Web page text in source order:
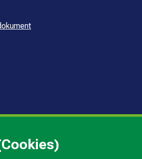
skuldrådgivning